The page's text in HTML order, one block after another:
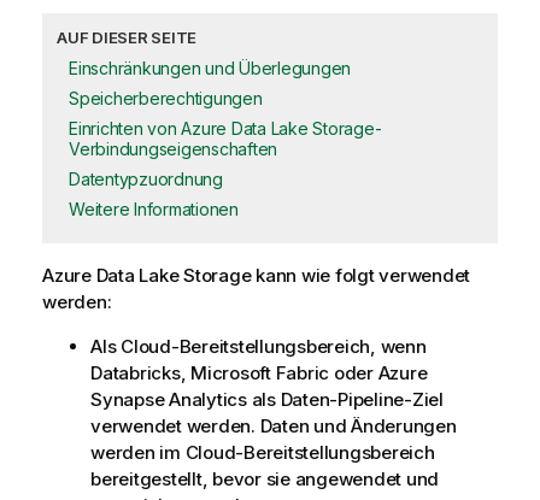
AUF DIESER SEITE
Einschränkungen und Überlegungen
Speicherberechtigungen
Einrichten von Azure Data Lake Storage-
Verbindungseigenschaften
Datentypzuordnung
Weitere Informationen
Azure Data Lake Storage kann wie folgt verwendet
werden:
Als Cloud-Bereitstellungsbereich, wenn
Databricks, Microsoft Fabric oder Azure
Synapse Analytics als Daten-Pipeline-Ziel
verwendet werden. Daten und Änderungen
werden im Cloud-Bereitstellungsbereich
bereitgestellt, bevor sie angewendet und